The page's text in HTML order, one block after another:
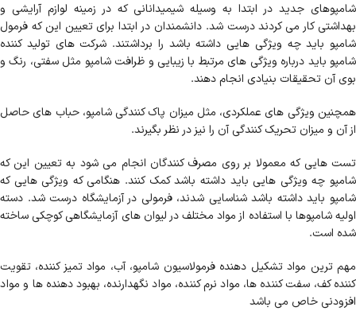
شامپوهای جدید در ابتدا به وسیله شیمیدانانی که در زمینه لوازم آرایشی و
بهداشتی کار می کردند درست شد. دانشمندان در ابتدا برای تعیین این که فرمول
شامپو باید چه ویژگی هایی داشته باشد را برداشتند. شرکت های تولید کننده
شامپو باید درباره ویژگی های مرتبط با زیبایی و ظرافت شامپو مثل سفتی، رنگ و
بوی آن تحقیقات بنیادی انجام دهند.
همچنین ویژگی های عملکردی، مثل میزان پاک کنندگی شامپو، حباب های حاصل
از آن و میزان تحریک کنندگی آن را نیز در نظر بگیرند.
تست هایی که معمولا بر روی مصرف کنندگان انجام می شود به تعیین این که
شامپو چه ویژگی هایی باید داشته باشد کمک کنند. هنگامی که ویژگی هایی که
شامپو باید داشته باشد شناسایی شدند، فرمولی در آزمایشگاه درست شد. دسته
اولیه شامپوها با استفاده از مواد مختلف در لیوان های آزمایشگاهی کوچکی ساخته
شده است.
مهم ترین مواد تشکیل دهنده فرمولاسیون شامپو، آب، مواد تمیز کننده، تقویت
کننده کف، سفت کننده ها، مواد نرم کننده، مواد نگهدارنده، بهبود دهنده ها و مواد
افزودنی خاص می باشد